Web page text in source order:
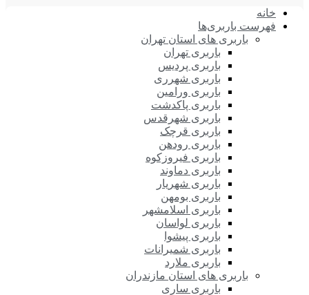
خانه
فهرست باربری‌ها
باربری های استان تهران
باربری تهران
باربری پردیس
باربری شهرری
باربری ورامین
باربری پاکدشت
باربری شهرقدس
باربری قرچک
باربری رودهن
باربری فیروزکوه
باربری دماوند
باربری شهریار
باربری بومهن
باربری اسلامشهر
باربری لواسان
باربری پیشوا
باربری شمیرانات
باربری ملارد
باربری های استان مازندران
باربری ساری